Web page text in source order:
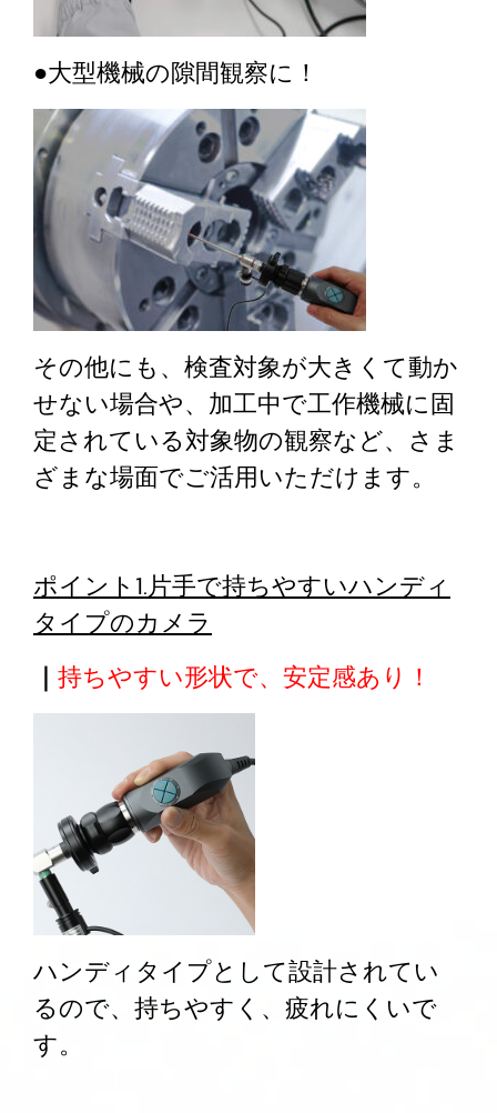
●大型機械の隙間観察に！
その他にも、検査対象が大きくて動か
せない場合や、加工中で工作機械に固
定されている対象物の観察など、さま
ざまな場面でご活用いただけます。
ポイント1.片手で持ちやすいハンディ
タイプのカメラ
｜ 持ちやすい形状で、安定感あり！
ハンディタイプとして設計されてい
るので、持ちやすく、疲れにくいで
す。